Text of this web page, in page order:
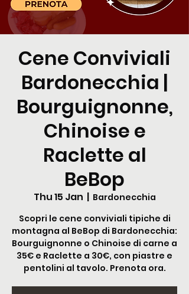
Cene Conviviali
Bardonecchia |
Bourguignonne,
Chinoise e
Raclette al
BeBop
Thu 15 Jan
  |
Bardonecchia
Scopri le cene conviviali tipiche di
montagna al BeBop di Bardonecchia:
Bourguignonne o Chinoise di carne a
35€ e Raclette a 30€, con piastre e
pentolini al tavolo. Prenota ora.